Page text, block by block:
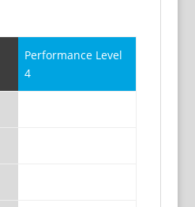
Performance Level
4